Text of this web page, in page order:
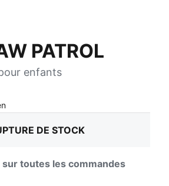
PATROL
enfants
:
DE STOCK
toutes les commandes